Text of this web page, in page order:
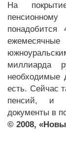
На
миллиарда
необходимые
есть. Сейчас
пенсий, и
документы в
© 2008,